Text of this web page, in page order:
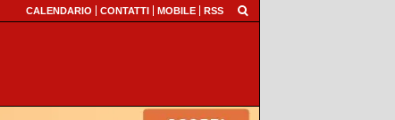
CALENDARIO CONTATTI MOBILE RSS